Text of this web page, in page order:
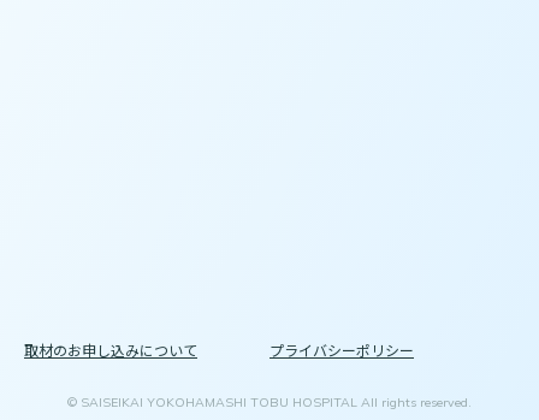
取材のお申し込みについて プライバシーポリシー
© SAISEIKAI YOKOHAMASHI TOBU HOSPITAL All rights reserved.